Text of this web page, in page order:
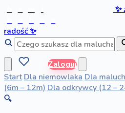
✨
radość✨
Zaloguj
Start Dla niemowlaka Dla
(6m – 12m) Dla odkrywcy (12 –
🔍